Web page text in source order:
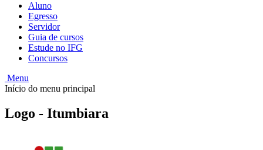
Aluno
Egresso
Servidor
Guia de cursos
Estude no IFG
Concursos
Menu
Início do menu principal
Logo - Itumbiara